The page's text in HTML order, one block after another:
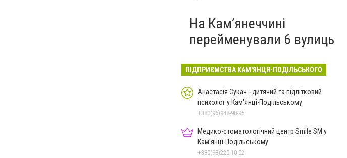
На Камʼянеччині
перейменували 6 вулиць
ПІДПРИЄМСТВА КАМ'ЯНЦЯ-ПОДІЛЬСЬКОГО
Анастасія Сукач - дитячий та підлітковий
психолог у Кам'янці-Подільському
+380(96)948-98-95
Медико-стоматологічний центр Smile SM у
Кам’янці-Подільському
+380(98)220-10-02